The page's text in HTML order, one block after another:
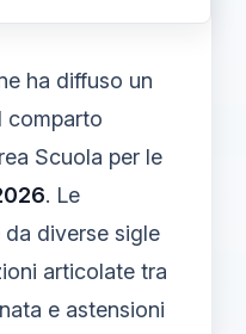
ha diffuso un
comparto
Scuola per le
. Le
diverse sigle
articolate tra
e astensioni